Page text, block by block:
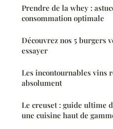
Prendre de la whey :
consommation optimale
Découvrez nos 5 burgers
essayer
Les incontournables vins
absolument
Le creuset : guide ultime
une cuisine haut de